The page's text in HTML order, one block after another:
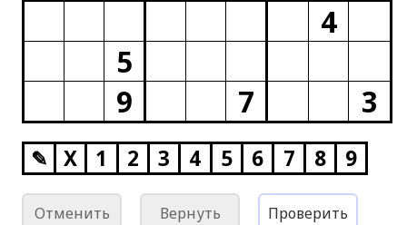
4
5
9
7 3
✎ X 1 2 3 4 5 6 7 8 9
Отменить Вернуть Проверить